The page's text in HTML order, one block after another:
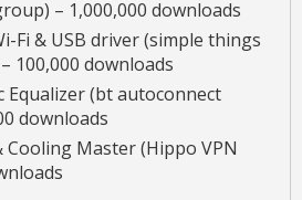
– 1,000,000 downloads
Fi & USB driver (simple things
100,000 downloads
Equalizer (bt autoconnect
downloads
Cooling Master (Hippo VPN